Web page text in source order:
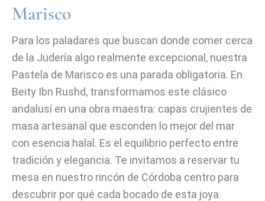
Marisco
Para los paladares que buscan donde comer cerca
de la Judería algo realmente excepcional, nuestra
Pastela de Marisco es una parada obligatoria. En
Beity Ibn Rushd, transformamos este clásico
andalusí en una obra maestra: capas crujientes de
masa artesanal que esconden lo mejor del mar
con esencia halal. Es el equilibrio perfecto entre
tradición y elegancia. Te invitamos a reservar tu
mesa en nuestro rincón de Córdoba centro para
descubrir por qué cada bocado de esta joya